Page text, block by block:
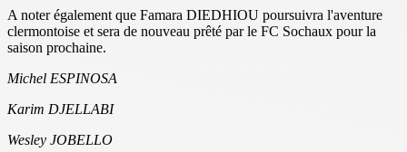
A noter également que Famara DIEDHIOU poursuivra l'aventure
clermontoise et sera de nouveau prêté par le FC Sochaux pour la
saison prochaine.
Michel ESPINOSA
Karim DJELLABI
Wesley JOBELLO